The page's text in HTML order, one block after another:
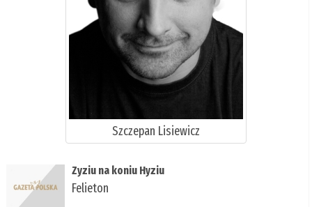
Szczepan Lisiewicz
Zyziu na koniu Hyziu
Felieton